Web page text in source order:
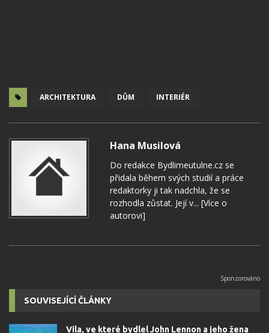
ARCHITEKTURA DŮM INTERIÉR
Hana Musilová
Do redakce Bydlimeutulne.cz se
přidala během svých studií a práce
redaktorky ji tak nadchla, že se
rozhodla zůstat. Její v... [Více o
autorovi]
SOUVISEJÍCÍ ČLÁNKY
Vila, ve které bydlel John Lennon a jeho žena